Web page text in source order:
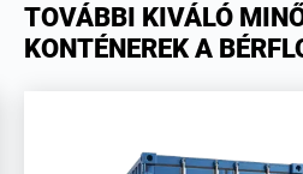
TOVÁBBI KIVÁLÓ
KONTÉNEREK A